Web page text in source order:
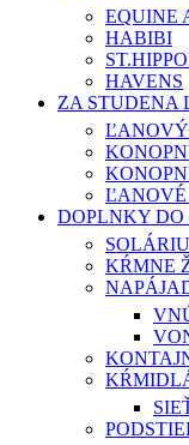
EQUINE
HABIBI
HAVENS
ZA STUDENA
DOPLNKY DO
KŔMNE